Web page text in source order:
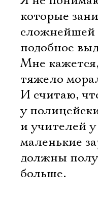
которые
сложнейшей
подобное
Мне
тяжело
И считаю,
у
и учителей у
маленькие
должны
больше.